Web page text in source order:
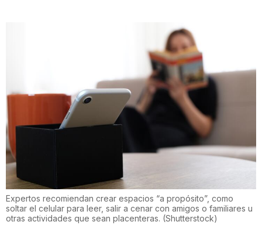
Expertos recomiendan crear espacios “a propósito”, como
soltar el celular para leer, salir a cenar con amigos o familiares u
otras actividades que sean placenteras. (Shutterstock)